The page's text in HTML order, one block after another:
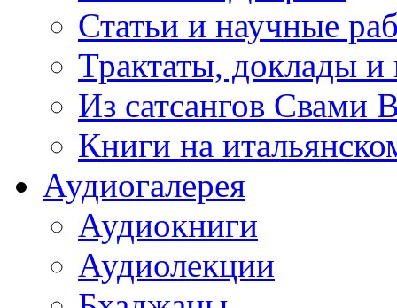
Статьи и научные
Трактаты, доклады
Из сатсангов Свами
Книги на
Аудиогалерея
Аудиокниги
Аудиолекции